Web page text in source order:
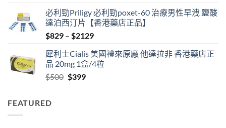
was:
$500.
is:
$480.
必利勁Priligy 必利勁poxet-60 治療男性早洩 鹽酸
達泊西汀片【香港藥店正品】
$829 – $2129Price
$829
through
犀利士Cialis 美國禮來原廠 他達拉非 香港藥店正
品 20mg 1盒/4粒
$500 Original
$399Current
FEATURED